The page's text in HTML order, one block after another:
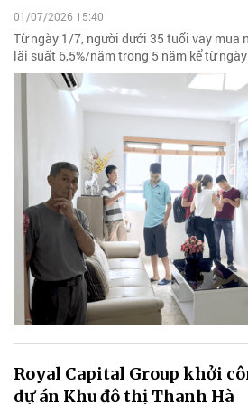
01/07/2026 15:40
Từ ngày 1/7, người dưới 35 tuổi vay mua
lãi suất 6,5%/năm trong 5 năm kể từ
Royal Capital Group khởi
dự án Khu đô thị Thanh Hà